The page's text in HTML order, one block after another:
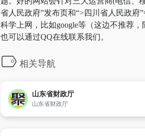
省人民政府”发布页和“>四川省人民政
科学上网，比如google等（这边不推荐
也可以通过QQ在线联系我们。
相关导航
山东省财政厅
山东省财政厅